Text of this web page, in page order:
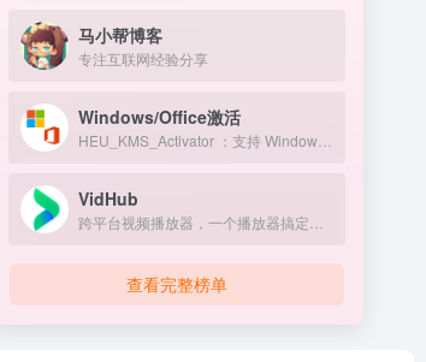
马小帮博客
专注互联网经验分享
Windows/Office激活
VidHub
查看完整榜单